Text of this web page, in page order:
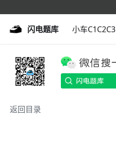
闪电题库 小车C1C2C3
闪电题库
返回目录